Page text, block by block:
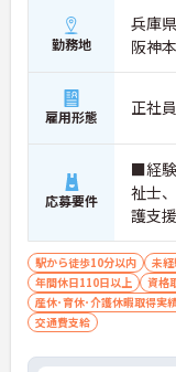
勤務地
兵庫
阪神
雇用形態 正社
応募要件
■経
祉士
護支
駅から徒歩10分以内 未
年間休日110日以上
資格
産休･育休･介護休暇取得実
交通費支給